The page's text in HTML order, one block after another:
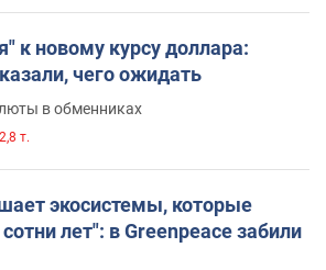
к новому курсу доллара:
чего ожидать
в обменниках
т.
экосистемы, которые
лет": в Greenpeace забили